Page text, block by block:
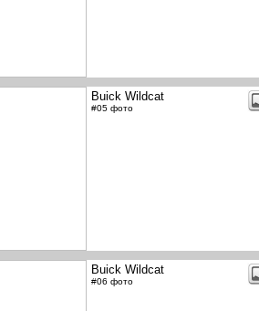
Buick Wildcat
#05 фото
Buick Wildcat
#06 фото